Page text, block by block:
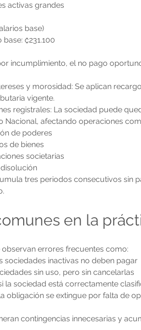
activas grandes
base)
₡231.100
incumplimiento, el no pago
y morosidad: Se aplican
vigente.
registrales: La sociedad puede
Nacional, afectando operaciones
de poderes
de bienes
societarias
tres periodos consecutivos sin
en la
observan errores frecuentes como:
sociedades inactivas no deben pagar
sin uso, pero sin cancelarlas
la sociedad está correctamente
obligación se extingue por falta de
contingencias innecesarias y